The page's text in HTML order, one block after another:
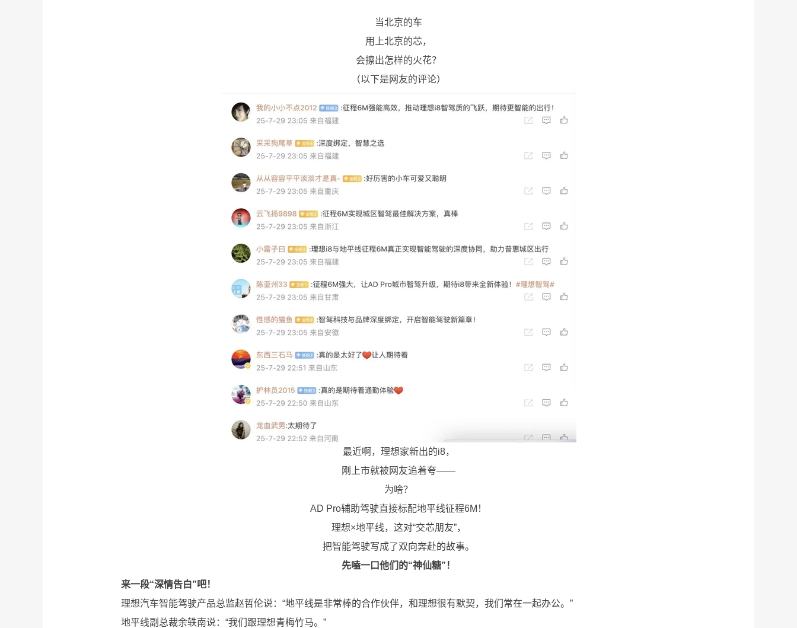
当北京的车
用上北京的芯，
会擦出怎样的火花？
（以下是网友的评论）
最近啊，理想家新出的i8，
刚上市就被网友追着夸——
为啥？
AD Pro辅助驾驶直接标配地平线征程6M！
理想×地平线，这对“交芯朋友”，
把智能驾驶写成了双向奔赴的故事。
先嗑一口他们的“神仙糖”！
来一段“深情告白”吧！
理想汽车智能驾驶产品总监赵哲伦说：“地平线是非常棒的合作伙伴，和理想很有默契，我们常在一起办公。”
地平线副总裁余轶南说：“我们跟理想青梅竹马。”